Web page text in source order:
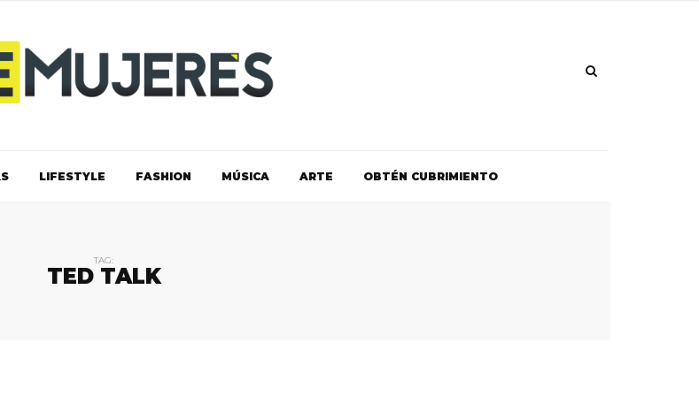
LIFESTYLE FASHION MÚSICA ARTE OBTÉN CUBRIMIENTO
TAG:
TED TALK